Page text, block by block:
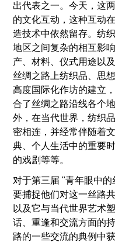
出代表之一。今天，这
的文化互动，这种互动
造技术中依然留存。纺
地区之间复杂的相互影
产、材料、仪式用途以
丝绸之路上纺织品、思
高度国际化作坊的建立
合了丝绸之路沿线各个
外，在当代世界，纺织
密相连，并经常伴随着
典、个人生活中的重要
的戏剧等等。
对于第三届 "青年眼中
要捕捉他们对这一丝路
以及它与当代世界艺术
话、重逢和交流方面的
路的一些交流的典例中